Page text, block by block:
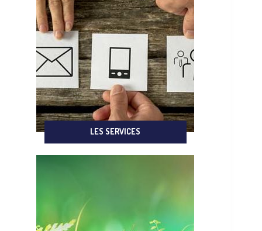
LES SERVICES